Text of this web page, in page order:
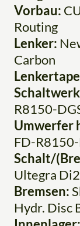
Vorbau:
Routing
Lenker:
Carbon
R8150-
Umwerfer
FD-
Schalt/
Ultegra
Bremsen:
Hydr. Disc